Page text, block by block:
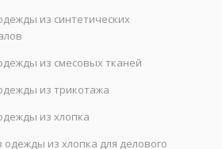
из синтетических
из смесовых тканей
из трикотажа
из хлопка
из хлопка для делового